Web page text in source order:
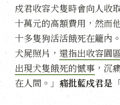
戍君收容犬隻時會向人收
十萬元的高額費用，然而
十多隻狗活活餓死在籠內
犬屍照片， 還指出收容園
出現犬隻餓死的憾事 ，沉
在人間。」 痛批藍戍君是